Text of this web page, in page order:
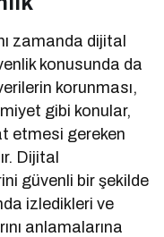
zamanda dijital
konusunda da
korunması,
gibi konular,
etmesi gereken
Dijital
güvenli bir şekilde
izledikleri ve
anlamalarına